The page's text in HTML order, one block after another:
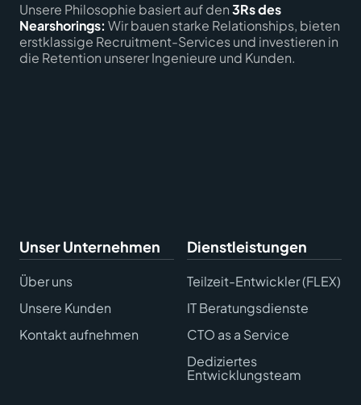
Unsere Philosophie basiert auf den3Rs des
Nearshorings: Wir bauen starke Relationships, bieten
erstklassige Recruitment-Services und investieren in
die Retention unserer Ingenieure und Kunden.
Unser Unternehmen
Über uns
Unsere Kunden
Kontakt aufnehmen
Dienstleistungen
Teilzeit-Entwickler (FLEX)
IT Beratungsdienste
CTO as a Service
Dediziertes
Entwicklungsteam